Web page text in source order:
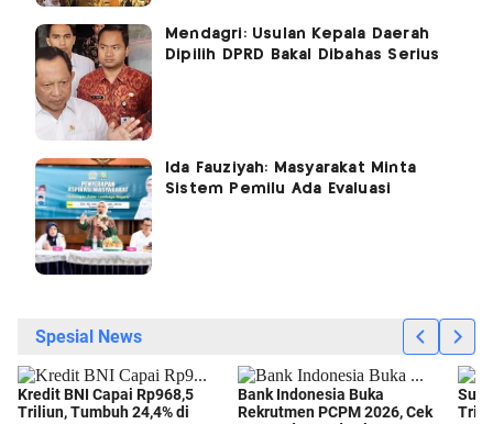
Mendagri: Usulan Kepala Daerah
Dipilih DPRD Bakal Dibahas Serius
Ida Fauziyah: Masyarakat Minta
Sistem Pemilu Ada Evaluasi